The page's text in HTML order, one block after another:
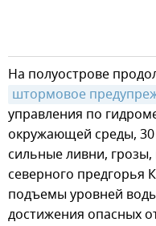
На полуострове
штормовое
управления по
окружающей среды,
сильные ливни,
северного
подъемы уровней
достижения опасных